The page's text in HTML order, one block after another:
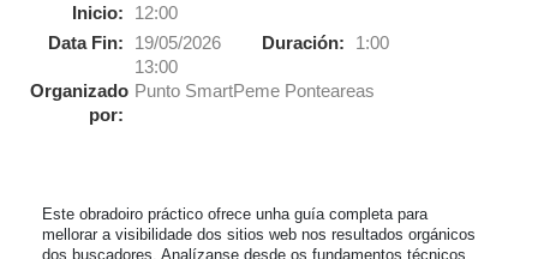
Inicio:
12:00
Data Fin:
19/05/2026
13:00
Duración: 1:00
Organizado
por:
Punto SmartPeme Ponteareas
Este obradoiro práctico ofrece unha guía completa para
mellorar a visibilidade dos sitios web nos resultados orgánicos
dos buscadores. Analízanse desde os fundamentos técnicos